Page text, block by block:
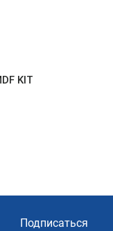
KIT
Подписаться